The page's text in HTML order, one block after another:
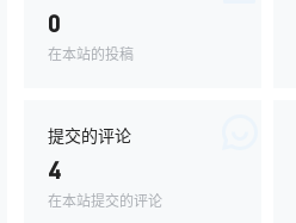
0
在本站的投稿
提交的评论
4
在本站提交的评论